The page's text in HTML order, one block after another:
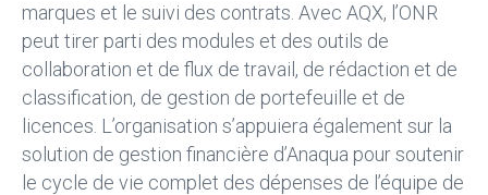
marques et le suivi des contrats. Avec AQX, l’ONR
peut tirer parti des modules et des outils de
collaboration et de flux de travail, de rédaction et de
classification, de gestion de portefeuille et de
licences. L’organisation s’appuiera également sur la
solution de gestion financière d’Anaqua pour soutenir
le cycle de vie complet des dépenses de l’équipe de